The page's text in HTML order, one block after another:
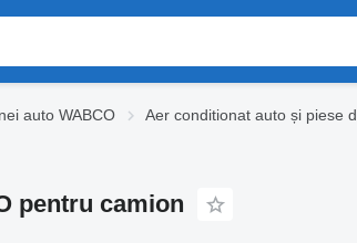
auto WABCO
Aer conditionat auto și piese
pentru camion